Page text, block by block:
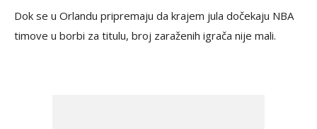
Dok se u Orlandu pripremaju da krajem jula dočekaju NBA
timove u borbi za titulu, broj zaraženih igrača nije mali.